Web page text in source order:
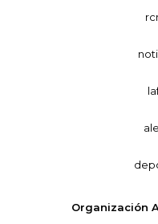
Organización